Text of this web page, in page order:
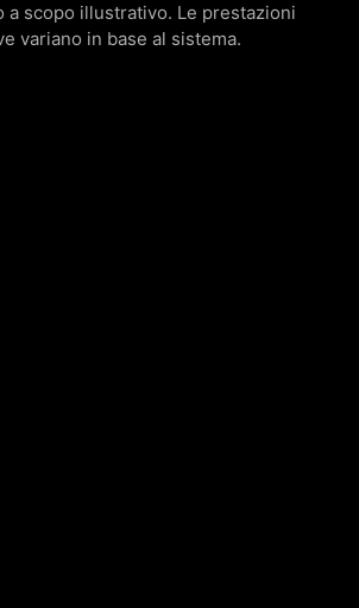
a scopo illustrativo. Le prestazioni
variano in base al sistema.